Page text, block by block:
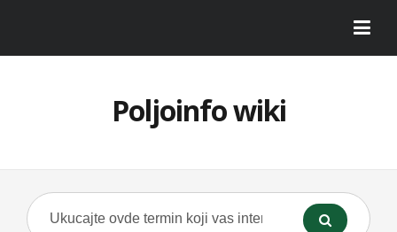
Poljoinfo wiki